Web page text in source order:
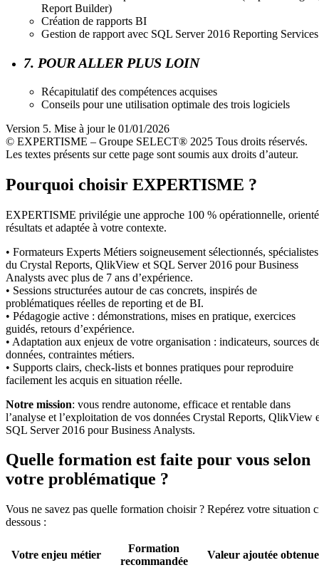
Report Builder)
Création de rapports BI
Gestion de rapport avec SQL Server 2016 Reporting Services
7. POUR ALLER PLUS LOIN
Récapitulatif des compétences acquises
Conseils pour une utilisation optimale des trois logiciels
Version 5. Mise à jour le 01/01/2026
© EXPERTISME – Groupe SELECT® 2025 Tous droits réservés.
Les textes présents sur cette page sont soumis aux droits d’auteur.
Pourquoi choisir EXPERTISME ?
EXPERTISME privilégie une approche 100 % opérationnelle,
résultats et adaptée à votre contexte.
• Formateurs Experts Métiers soigneusement sélectionnés, spécialistes
du Crystal Reports, QlikView et SQL Server 2016 pour Business
Analysts avec plus de 7 ans d’expérience.
• Sessions structurées autour de cas concrets, inspirés de
problématiques réelles de reporting et de BI.
• Pédagogie active : démonstrations, mises en pratique, exercices
guidés, retours d’expérience.
• Adaptation aux enjeux de votre organisation : indicateurs, sources
données, contraintes métiers.
• Supports clairs, check-lists et bonnes pratiques pour reproduire
facilement les acquis en situation réelle.
Notre mission: vous rendre autonome, efficace et rentable dans
l’analyse et l’exploitation de vos données Crystal Reports, QlikView
SQL Server 2016 pour Business Analysts.
Quelle formation est faite pour vous selon
votre problématique ?
Vous ne savez pas quelle formation choisir ? Repérez votre situation
dessous :
Votre enjeu métier
Formation
recommandée
Valeur ajoutée obtenue